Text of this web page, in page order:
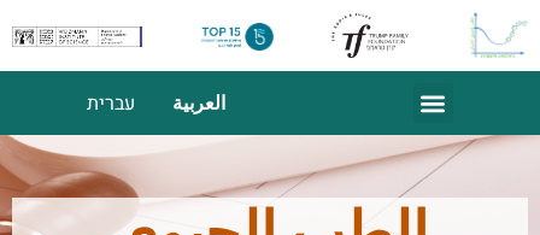
العربية עברית